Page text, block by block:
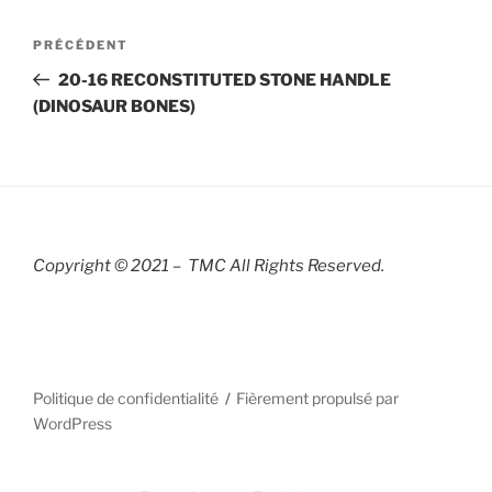
Navigation
l’article
Article
précédent
PRÉCÉDENT
20-16 RECONSTITUTED STONE HANDLE
(DINOSAUR BONES)
Copyright © 2021 – TMC All Rights Reserved.
Politique de confidentialité
Fièrement propulsé par
WordPress